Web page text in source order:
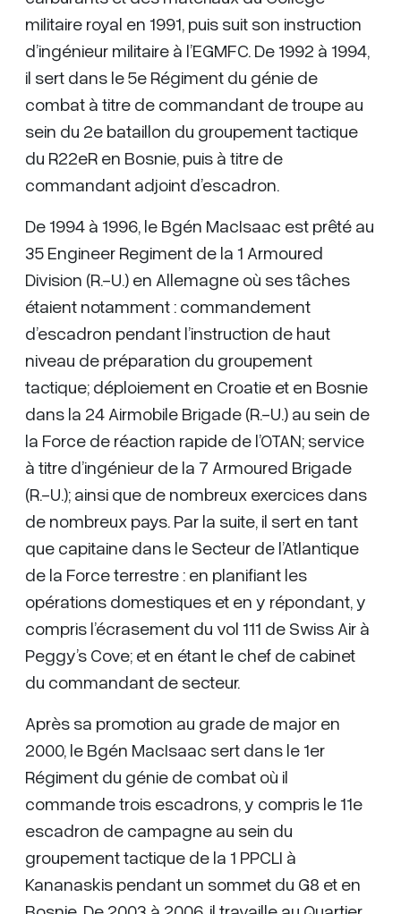
militaire royal en 1991, puis suit son instruction
d’ingénieur militaire à l’EGMFC. De 1992 à 1994,
il sert dans le 5e Régiment du génie de
combat à titre de commandant de troupe au
sein du 2e bataillon du groupement tactique
du R22eR en Bosnie, puis à titre de
commandant adjoint d’escadron.
De 1994 à 1996, le Bgén MacIsaac est prêté au
35 Engineer Regiment de la 1 Armoured
Division (R.-U.) en Allemagne où ses tâches
étaient notamment : commandement
d’escadron pendant l’instruction de haut
niveau de préparation du groupement
tactique; déploiement en Croatie et en Bosnie
dans la 24 Airmobile Brigade (R.-U.) au sein de
la Force de réaction rapide de l’OTAN; service
à titre d’ingénieur de la 7 Armoured Brigade
(R.-U.); ainsi que de nombreux exercices dans
de nombreux pays. Par la suite, il sert en tant
que capitaine dans le Secteur de l’Atlantique
de la Force terrestre : en planifiant les
opérations domestiques et en y répondant, y
compris l’écrasement du vol 111 de Swiss Air à
Peggy’s Cove; et en étant le chef de cabinet
du commandant de secteur.
Après sa promotion au grade de major en
2000, le Bgén MacIsaac sert dans le 1er
Régiment du génie de combat où il
commande trois escadrons, y compris le 11e
escadron de campagne au sein du
groupement tactique de la 1 PPCLI à
Kananaskis pendant un sommet du G8 et en